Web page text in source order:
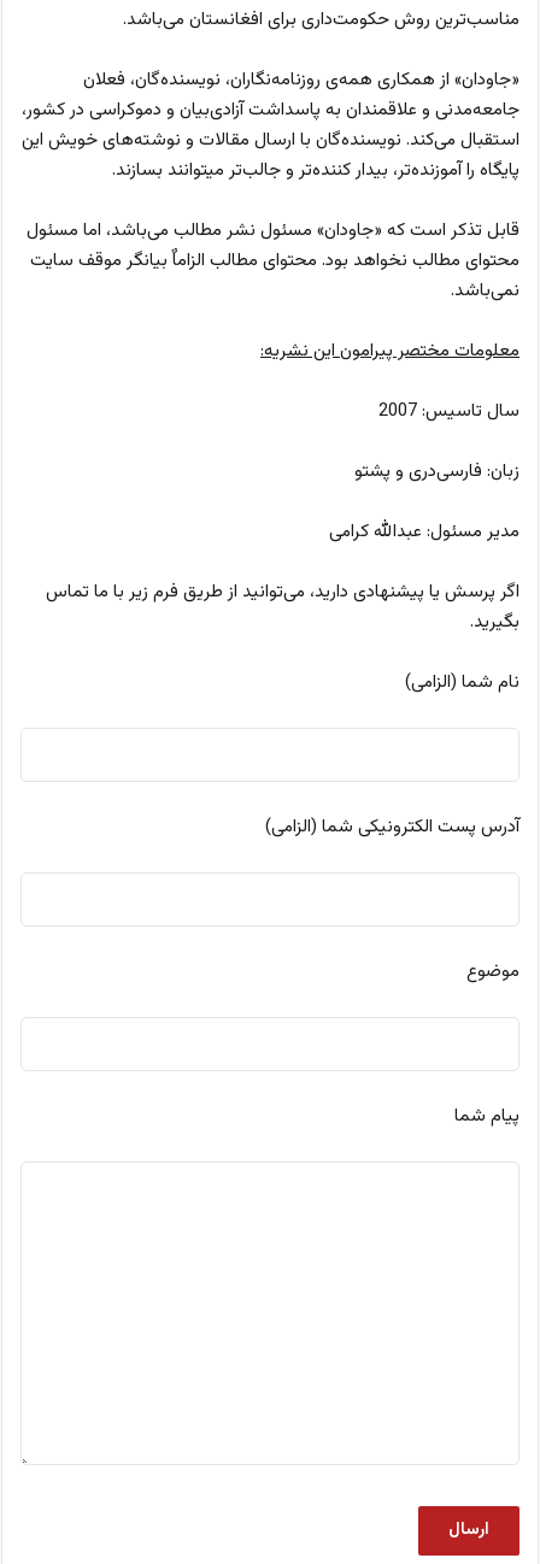
مناسب‌ترین روش حکومت‌داری برای افغانستان می‌باشد.
«جاودان» از همکاری همه‌ی روزنامه‌نگاران، نویسنده‌گان، فعلان
جامعه‌مدنی و علاقمندان به پاسداشت آزادی‌بیان و دموکراسی در کشور،
استقبال می‌کند. نویسنده‌گان با ارسال مقالات و نوشته‌های خویش این
پایگاه را آموزنده‌تر، بیدار کننده‌تر و جالب‌تر میتوانند بسازند.
قابل تذکر است که «جاودان» مسئول نشر مطالب می‌باشد، اما مسئول
محتوای مطالب نخواهد بود. محتوای مطالب الزاماٌ بيانگر موقف سايت
نمی‌باشد.
معلومات مختصر پیرامون این نشریه:
سال تاسیس: 2007
زبان: فارسی‌دری و پشتو
مدیر مسئول: عبدالله کرامی
اگر پرسش یا پیشنهادی دارید،‌ می‌توانید از طریق فرم زیر با ما تماس
بگیرید.
نام شما (الزامی)
آدرس پست الکترونیکی شما (الزامی)
موضوع
پیام شما